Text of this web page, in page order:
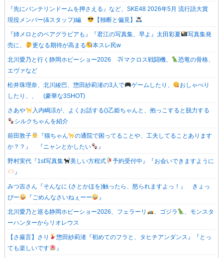
『先にバンテリンドームを押さえる』など、SKE48 2026年5月 流行語大賞
現役メンバー(&スタッフ)編
【独断と偏見】
『姉メロとのペアグラビアも』『君江の写真集、早よ』太田彩夏
写真集発
売に、
更なる期待が高まる 本スレ民w
北川愛乃と行く静岡ホビーショー2026 マクロス戦闘機、
恐竜の骨格、
エヴァなど
松井珠理奈、北川綾巴、惣田紗莉渚の3人で ゲームしたり、
おしゃべり
したり、、 (豪華な3SHOT)
さあや
入内嶋涼が、よくお話する()乙姫ちゃんと、抱っこすると脱力する
シルクちゃんを紹介
前田敦子 『猫ちゃん
の通院で困ってることや、工夫してることあります
か？？』 『ニャンとかしたい
』
野村実代『1st写真集 美しい方程式
予約受付中』『お会いできますように
』
みつ吉さん『そんなに (さとかほを)触ったら、怒られますよっ！』 きょっ
ぴー
『ごめんなさいねぇーー 』
北川愛乃と巡る静岡ホビーショー2026、フェラーリ 、ゴジラ
、モンスタ
ーハンターからリオレウス
【さ厳言】さり
惣田紗莉渚『初めてのフラと、タヒチアンダンス』『とっ
ても楽しいです
』